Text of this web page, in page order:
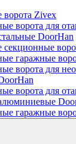
ворота Zivex
ворота для
DoorHan
гаражные
ворота для
ворота для
гаражные